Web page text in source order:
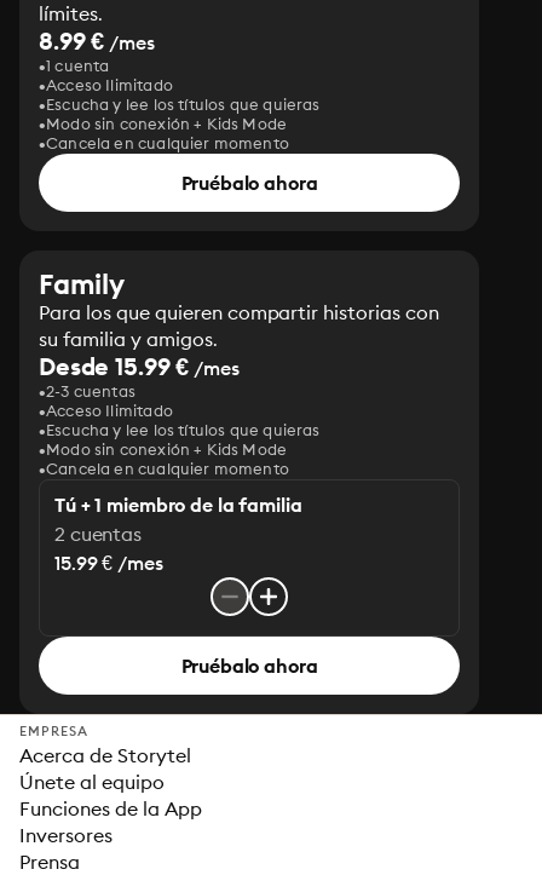
límites.
8.99 € /mes
1 cuenta
Acceso Ilimitado
Escucha y lee los títulos que quieras
Modo sin conexión + Kids Mode
Cancela en cualquier momento
Pruébalo ahora
Family
Para los que quieren compartir historias con
su familia y amigos.
Desde 15.99 € /mes
2-3 cuentas
Acceso Ilimitado
Escucha y lee los títulos que quieras
Modo sin conexión + Kids Mode
Cancela en cualquier momento
Tú + 1 miembro de la familia
2 cuentas
15.99 € /mes
Pruébalo ahora
EMPRESA
Acerca de Storytel
Únete al equipo
Funciones de la App
Inversores
Prensa